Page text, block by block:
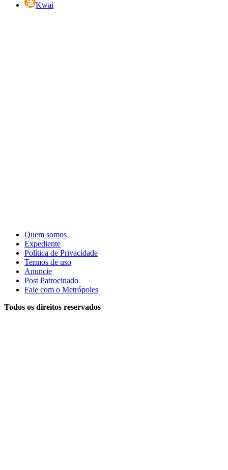
Kwai
Quem somos
Expediente
Política de Privacidade
Termos de uso
Anuncie
Post Patrocinado
Fale com o Metrópoles
Todos os direitos reservados